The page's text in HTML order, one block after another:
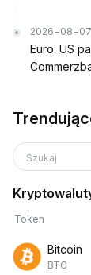
2026-08-
Euro: US
Szukaj
Token
Bitcoin
BTC